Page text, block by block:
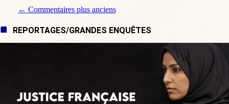
Navigation de commentaire
← Commentaires plus anciens
REPORTAGES/GRANDES ENQUÊTES